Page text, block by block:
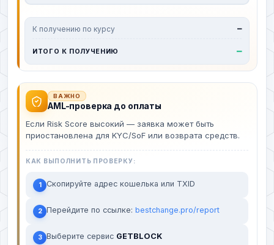
К получению по курсу —
ИТОГО К ПОЛУЧЕНИЮ —
ВАЖНО
AML-проверка до оплаты
Если Risk Score высокий — заявка может быть
приостановлена для KYC/SoF или возврата средств.
КАК ВЫПОЛНИТЬ ПРОВЕРКУ:
1 Скопируйте адрес кошелька или TXID
2 Перейдите по ссылке: bestchange.pro/report
3 Выберите сервис GETBLOCK